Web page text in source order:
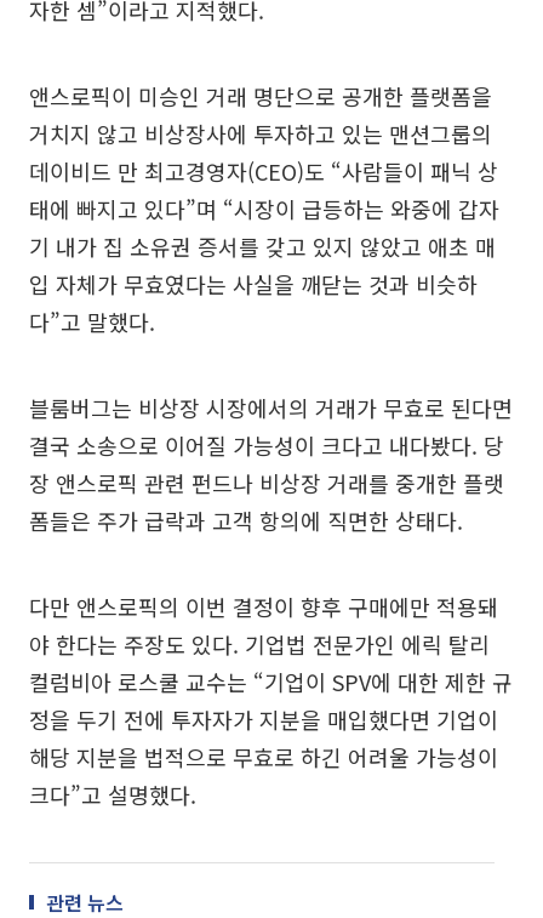
자한 셈”이라고 지적했다.
앤스로픽이 미승인 거래 명단으로 공개한 플랫폼을
거치지 않고 비상장사에 투자하고 있는 맨션그룹의
데이비드 만 최고경영자(CEO)도 “사람들이 패닉 상
태에 빠지고 있다”며 “시장이 급등하는 와중에 갑자
기 내가 집 소유권 증서를 갖고 있지 않았고 애초 매
입 자체가 무효였다는 사실을 깨닫는 것과 비슷하
다”고 말했다.
블룸버그는 비상장 시장에서의 거래가 무효로 된다면
결국 소송으로 이어질 가능성이 크다고 내다봤다. 당
장 앤스로픽 관련 펀드나 비상장 거래를 중개한 플랫
폼들은 주가 급락과 고객 항의에 직면한 상태다.
다만 앤스로픽의 이번 결정이 향후 구매에만 적용돼
야 한다는 주장도 있다. 기업법 전문가인 에릭 탈리
컬럼비아 로스쿨 교수는 “기업이 SPV에 대한 제한 규
정을 두기 전에 투자자가 지분을 매입했다면 기업이
해당 지분을 법적으로 무효로 하긴 어려울 가능성이
크다”고 설명했다.
관련 뉴스